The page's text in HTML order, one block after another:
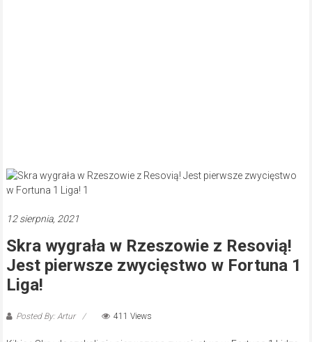
12 sierpnia, 2021
Skra wygrała w Rzeszowie z Resovią!
Jest pierwsze zwycięstwo w Fortuna 1
Liga!
Posted By: Artur 411 Views